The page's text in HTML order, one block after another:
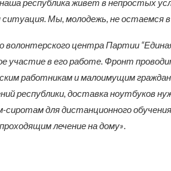
республика живет в непростых
Мы, молодежь, не остаемся
волонтерского центра Партии
участие в его работе. Фронт
работникам и малоимущим
республики, доставка ноутбуков
для дистанционного
лечение на дому».